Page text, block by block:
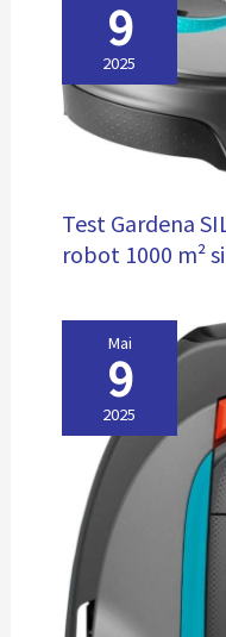
9
2025
Test Gardena
robot 1000 m²
Mai
9
2025